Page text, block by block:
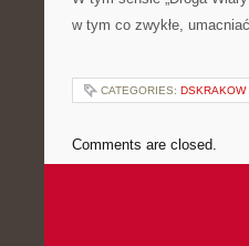
w tym co zwykłe,
CATEGORIES: DSKRAKOW
Comments are closed.